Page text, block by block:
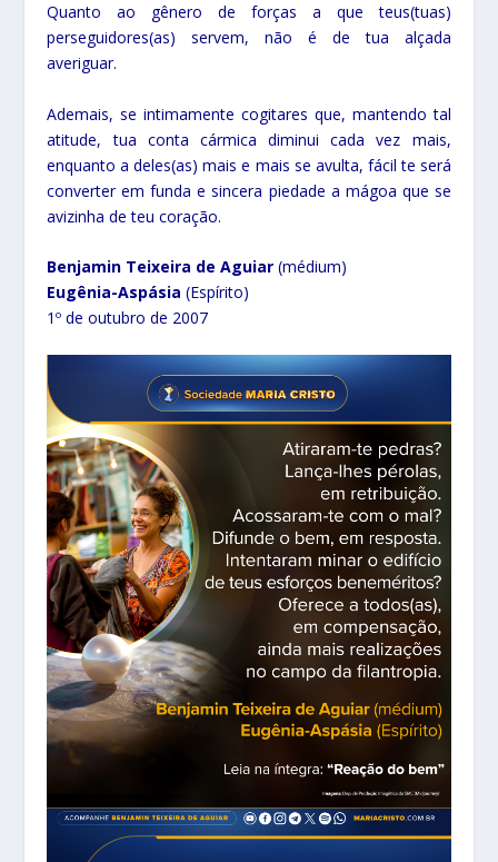
Quanto ao gênero de forças a que teus(tuas)
perseguidores(as) servem, não é de tua alçada
averiguar.
Ademais, se intimamente cogitares que, mantendo tal
atitude, tua conta cármica diminui cada vez mais,
enquanto a deles(as) mais e mais se avulta, fácil te será
converter em funda e sincera piedade a mágoa que se
avizinha de teu coração.
Benjamin Teixeira de Aguiar (médium)
Eugênia-Aspásia (Espírito)
1º de outubro de 2007